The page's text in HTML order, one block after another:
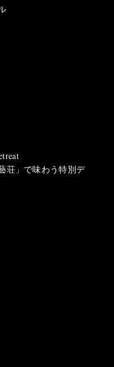
荘」で味わう特別デ